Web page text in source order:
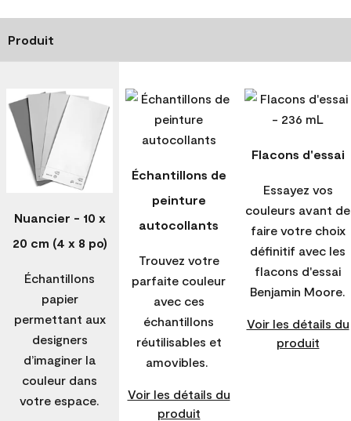
Produit
Nuancier - 10 x
20 cm (4 x 8 po)
Échantillons
papier
permettant aux
designers
d’imaginer la
couleur dans
votre espace.
Échantillons de
peinture
autocollants
Trouvez votre
parfaite couleur
avec ces
échantillons
réutilisables et
amovibles.
Voir les détails du
produit
Flacons d'essai
Essayez vos
couleurs avant de
faire votre choix
définitif avec les
flacons d'essai
Benjamin Moore.
Voir les détails du
produit